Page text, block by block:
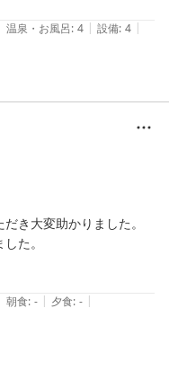
ったです。
温泉・お風呂: 4 | 設備: 4 |
き大変助かりました。
た。
朝食: - | 夕食: - |